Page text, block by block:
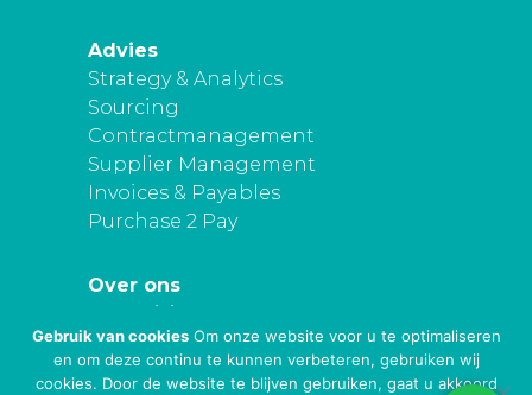
Advies
Strategy & Analytics
Sourcing
Contractmanagement
Supplier Management
Invoices & Payables
Purchase 2 Pay
Over ons
Privacy
Gebruik van cookiesOm onze website voor u te optimaliseren
en om deze continu te kunnen verbeteren, gebruiken wij
cookies. Door de website te blijven gebruiken, gaat u akkoord